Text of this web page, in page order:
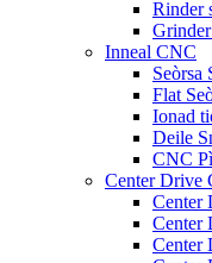
Rinder
Inneal CNC
Seòrsa
Flat
Ionad
Deile
CNC
Center Drive
Center
Center
Center